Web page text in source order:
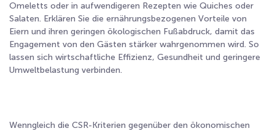
Omeletts oder in aufwendigeren Rezepten wie Quiches oder
Salaten. Erklären Sie die ernährungsbezogenen Vorteile von
Eiern und ihren geringen ökologischen Fußabdruck, damit das
Engagement von den Gästen stärker wahrgenommen wird. So
lassen sich wirtschaftliche Effizienz, Gesundheit und geringere
Umweltbelastung verbinden.
Wenngleich die CSR-Kriterien gegenüber den ökonomischen